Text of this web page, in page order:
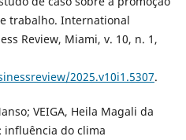
trabalho. International
Review, Miami, v. 10, n. 1,
2025.v10i1.5307.
VEIGA, Heila Magali da
influência do clima